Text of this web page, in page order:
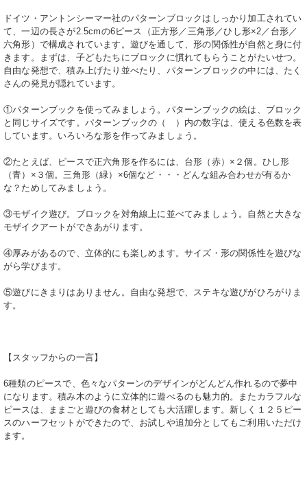
ドイツ・アントンシーマー社のパターンブロックはしっかり加工されてい
て、一辺の長さが2.5cmの6ピース（正方形／三角形／ひし形×2／台形／
六角形）で構成されています。遊びを通して、形の関係性が自然と身に付
きます。まずは、子どもたちにブロックに慣れてもらうことがたいせつ。
自由な発想で、積み上げたり並べたり、パターンブロックの中には、たく
さんの発見が隠れています。
①パターンブックを使ってみましょう。パターンブックの絵は、ブロック
と同じサイズです。パターンブックの（ ）内の数字は、使える色数を表
しています。いろいろな形を作ってみましょう。
②たとえば、ピースで正六角形を作るには、台形（赤）×２個。ひし形
（青）×３個。三角形（緑）×6個など・・・どんな組み合わせが有るか
な？ためしてみましょう。
③モザイク遊び。ブロックを対角線上に並べてみましょう。自然と大きな
モザイクアートができあがります。
④厚みがあるので、立体的にも楽しめます。サイズ・形の関係性を遊びな
がら学びます。
⑤遊びにきまりはありません。自由な発想で、ステキな遊びがひろがりま
す。
【スタッフからの一言】
6種類のピースで、色々なパターンのデザインがどんどん作れるので夢中
になります。積み木のように立体的に遊べるのも魅力的。またカラフルな
ピースは、ままごと遊びの食材としても大活躍します。新しく１２５ピー
スのハーフセットができたので、お試しや追加分としてもご利用いただけ
ます。